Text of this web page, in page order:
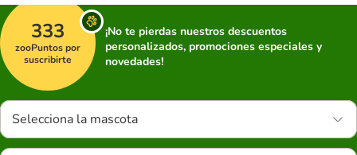
333
zooPuntos por
suscribirte
¡No te pierdas nuestros descuentos
personalizados, promociones especiales y
novedades!
Selecciona la mascota